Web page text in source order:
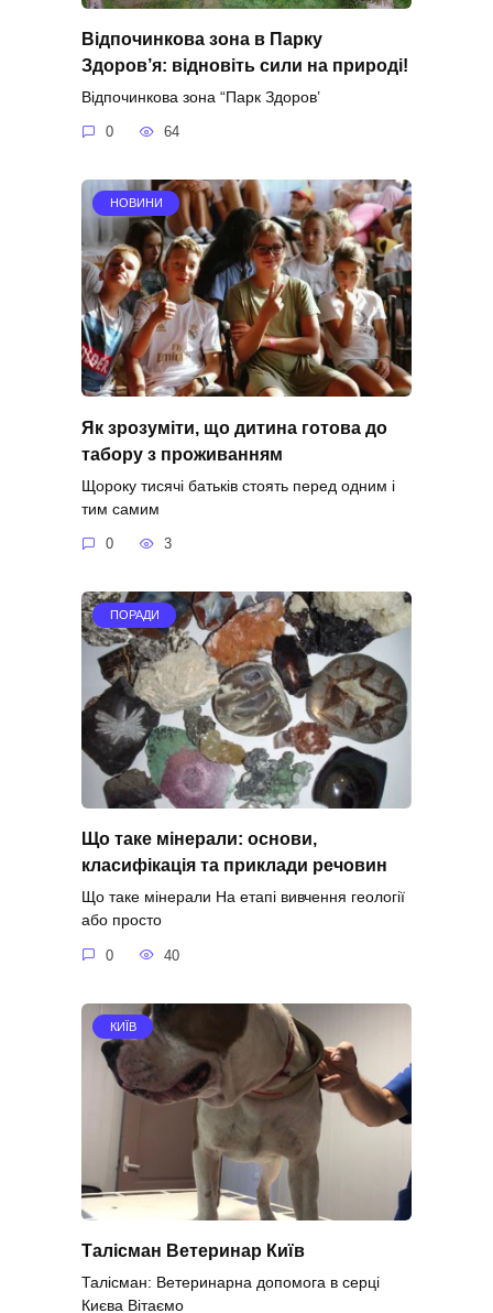
Відпочинкова зона в Парку
Здоров’я: відновіть сили на природі!
Відпочинкова зона “Парк Здоров’
0 64
НОВИНИ
Як зрозуміти, що дитина готова до
табору з проживанням
Щороку тисячі батьків стоять перед одним і
тим самим
0 3
ПОРАДИ
Що таке мінерали: основи,
класифікація та приклади речовин
Що таке мінерали На етапі вивчення геології
або просто
0 40
КИЇВ
Талісман Ветеринар Київ
Талісман: Ветеринарна допомога в серці
Києва Вітаємо